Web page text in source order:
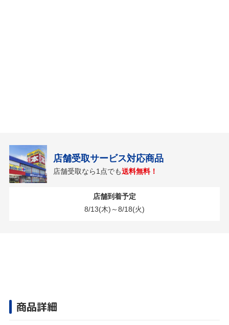
店舗受取サービス対応商品
店舗受取なら1点でも送料無料！
店舗到着予定
8/13(木)～8/18(火)
商品詳細